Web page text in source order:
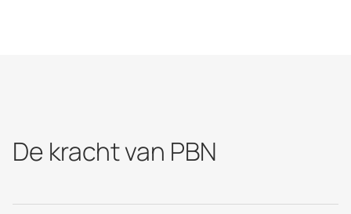
De kracht van PBN